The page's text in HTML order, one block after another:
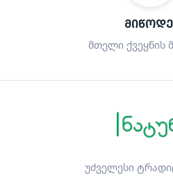
მთელი ქვეყნის
უძველესი